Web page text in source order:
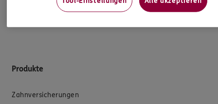
Mehr Informationen
Produkte
Zahnversicherungen